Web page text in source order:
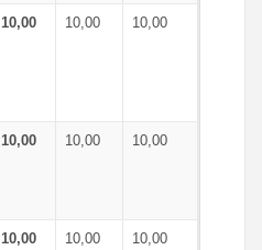
10,00 10,00 10,00
10,00 10,00 10,00
10,00 10,00 10,00